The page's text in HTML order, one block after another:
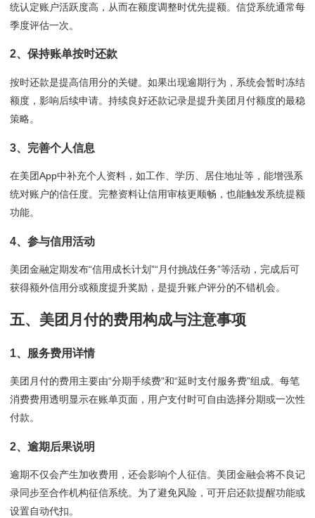
统认定账户活跃度高，从而在额度调整时优先提额。信贷系统通常每
季度评估一次。
2、保持账单按时还款
按时还款是提高信用分的关键。如果出现逾期行为，系统会暂时冻结
额度，影响后续申请。持续良好还款记录是提升美团月付额度的最稳
策略。
3、完善个人信息
在美团App中补充个人资料，如工作、学历、居住地址等，能增强系
统对账户的信任度。完整资料让信用审核更顺畅，也能触发系统提额
功能。
4、参与信用活动
美团金融定期发布“信用成长计划”“月付挑战任务”等活动，完成后可
获得额外信用分或额度提升奖励，是提升账户评分的不错机会。
五、美团月付的费用构成与注意事项
1、服务费用详情
美团月付的费用主要由“分期手续费”和“延时支付服务费”组成。每笔
消费费用透明显示在账单页面，用户支付时可自由选择分期或一次性
付款。
2、逾期后果说明
逾期不仅会产生加收费用，还会影响个人征信。美团金融会将不良记
录同步至合作机构征信系统。为了避免风险，可开启还款提醒功能或
设置自动代扣。